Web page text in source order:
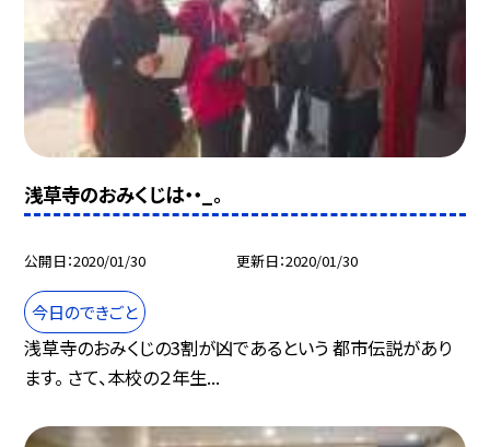
浅草寺のおみくじは・・_。
公開日 2020/01/30 更新日 2020/01/30
今日のできごと
浅草寺のおみくじの3割が凶であるという 都市伝説があり
ます。 さて、本校の２年生...